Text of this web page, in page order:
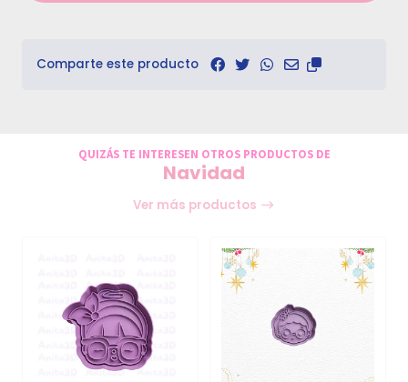
Comparte este producto
QUIZÁS TE INTERESEN OTROS PRODUCTOS DE
Navidad
Ver más productos